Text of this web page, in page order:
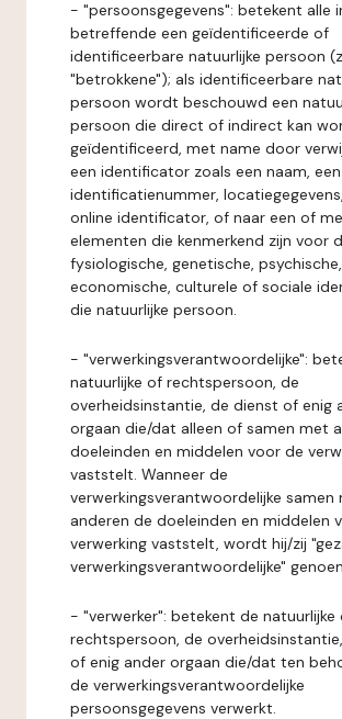
- "persoonsgegevens": betekent alle
betreffende een geïdentificeerde of
identificeerbare natuurlijke persoon
"betrokkene"); als identificeerbare
persoon wordt beschouwd een
persoon die direct of indirect kan
geïdentificeerd, met name door
een identificator zoals een naam, een
identificatienummer,
online identificator, of naar een of
elementen die kenmerkend zijn voor
fysiologische, genetische, psychische,
economische, culturele of sociale
die natuurlijke persoon.
- "verwerkingsverantwoordelijke":
natuurlijke of rechtspersoon, de
overheidsinstantie, de dienst of enig
orgaan die/dat alleen of samen met
doeleinden en middelen voor de
vaststelt. Wanneer de
verwerkingsverantwoordelijke samen
anderen de doeleinden en middelen
verwerking vaststelt, wordt hij/zij
verwerkingsverantwoordelijke"
- "verwerker": betekent de natuurlijke
rechtspersoon, de
of enig ander orgaan die/dat ten
de verwerkingsverantwoordelijke
persoonsgegevens verwerkt.